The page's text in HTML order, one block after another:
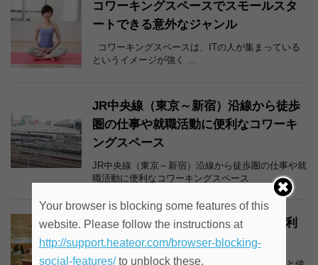
コワーキングスペースでスモールスタ
ートできる意外なジャンル
コワーキングスペースは、ITの人が集まっている
というイメージが強く …
JR中央線（東京～新宿）沿線から徒歩
圏の仕事や就職活動に便利なコワーキ
ングスペース
JR中央線（東京～新宿）沿線から徒歩圏の仕事や就
職活動に便利なコワーキングスペース
コワーキングスペースを気持ちよく利
用するために気をつけたいこと
Your browser is blocking some features of this
website. Please follow the instructions at
http://support.heateor.com/browser-blocking-
social-features/to unblock these.